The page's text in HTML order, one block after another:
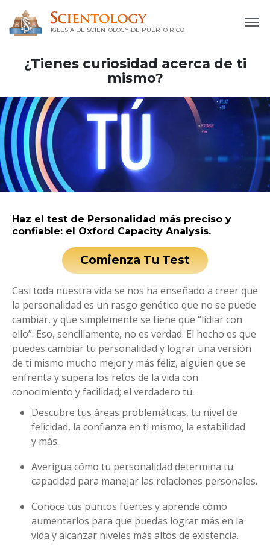
IGLESIA DE SCIENTOLOGY DE PUERTO RICO
¿Tienes curiosidad acerca de ti
mismo?
Haz el test de Personalidad más preciso y
confiable: el Oxford Capacity Analysis.
Comienza Tu Test
Casi toda nuestra vida se nos ha enseñado a creer que
la personalidad es un rasgo genético que no se puede
cambiar, y que simplemente se tiene que “lidiar con
ello”. Eso, sencillamente, no es verdad. El hecho es que
puedes cambiar tu personalidad y lograr una versión
de ti mismo mucho mejor y más feliz, alguien que se
enfrenta y supera los retos de la vida con
conocimiento y facilidad; el verdadero tú.
Descubre tus áreas problemáticas, tu nivel de
felicidad, la confianza en ti mismo, la estabilidad
y más.
Averigua cómo tu personalidad determina tu
capacidad para manejar las relaciones personales.
Conoce tus puntos fuertes y aprende cómo
aumentarlos para que puedas lograr más en la
vida y alcanzar niveles más altos de existencia.